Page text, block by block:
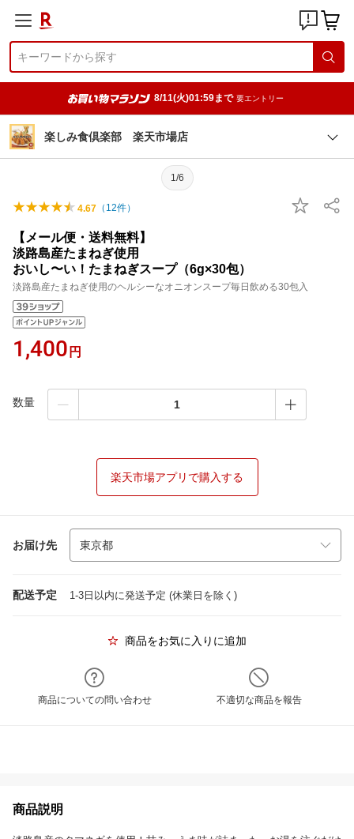
8/11(火)01:59まで 要エントリー
楽しみ食倶楽部 楽天市場店
1/6
4.67 （ 12件）
【メール便・送料無料】
淡路島産たまねぎ使用
おいし〜い！たまねぎスープ（6g×30包）
淡路島産たまねぎ使用のヘルシーなオニオンスープ毎日飲める30包入
1,400 円
数量
楽天市場アプリで購入する
お届け先
配送予定 1-3日以内に発送予定 (休業日を除く)
商品をお気に入りに追加
商品についての問い合わせ 不適切な商品を報告
商品説明